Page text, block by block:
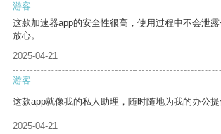
游客
这款加速器app的安全性很高，使用过程中不会泄
放心。
2025-04-21
游客
这款app就像我的私人助理，随时随地为我的办公提
2025-04-21